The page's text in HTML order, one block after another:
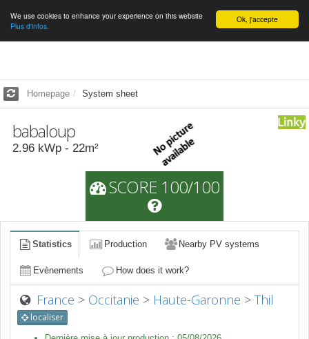
English Ok, j'accepte
We use cookies to enhance your experience on this website
Plus d'infos.
Homepage System sheet
babaloup
2.96 kWp - 22m²
SCORE 100/100
Statistics Production Nearby PV systems
Evènements How does it work?
France > Occitanie > Haute-Garonne >Thil
localiser